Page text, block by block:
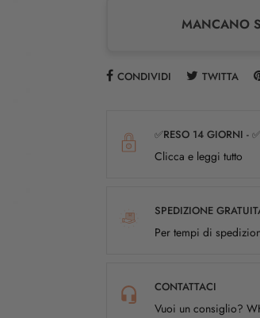
MANCANO
CONDIVIDI TWITTA
✅RESO 14 GIORNI -
Clicca e leggi tutto
SPEDIZIONE
Per tempi di
CONTATTACI
Vuoi un consiglio?